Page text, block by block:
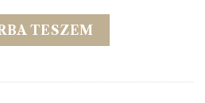
mennyiség
TESZEM